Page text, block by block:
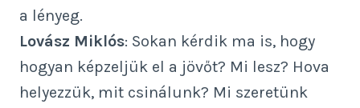
a lényeg.
Lovász Miklós: Sokan kérdik ma is, hogy
hogyan képzeljük el a jövőt? Mi lesz? Hova
helyezzük, mit csinálunk? Mi szeretünk